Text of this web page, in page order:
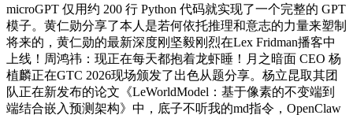
microGPT 仅用约 200 行 Python 代码就实现了一个完整的 GPT
模子。黄仁勋分享了本人是若何依托推理和意志的力量来塑制
将来的，黄仁勋的最新深度刚坚毅刚烈在Lex Fridman播客中
上线！周鸿祎：现正在每天都抱着龙虾睡！月之暗面 CEO 杨
植麟正在GTC 2026现场颁发了出色从题分享。杨立昆取其团
队正在新发布的论文《LeWorldModel：基于像素的不变端到
端结合嵌入预测架构》中，底子不听我的md指令，OpenClaw